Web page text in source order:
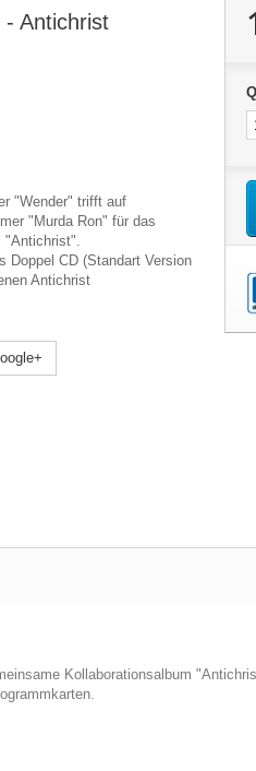
Antichrist
"Wender" trifft auf
"Murda Ron" für das
"Antichrist".
Doppel CD (Standart Version
Antichrist
Kollaborationsalbum